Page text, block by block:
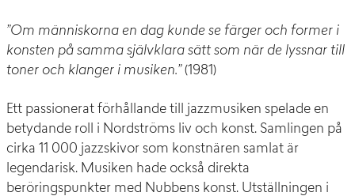
”Om människorna en dag kunde se färger och former i
konsten på samma självklara sätt som när de lyssnar till
toner och klanger i musiken.”(1981)
Ett passionerat förhållande till jazzmusiken spelade en
betydande roll i Nordströms liv och konst. Samlingen på
cirka 11 000 jazzskivor som konstnären samlat är
legendarisk. Musiken hade också direkta
beröringspunkter med Nubbens konst. Utställningen i